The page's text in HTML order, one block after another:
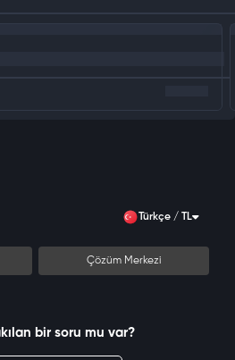
, maceraya devam et! Sendeuygun fiyatlı
sayfası üzerinden
posta yolu ile gönderilmez.
kullanıcı sorumluluğundadır.
yapılamaz.
Türkçe / TL
Çözüm Merkezi
bir soru mu var?